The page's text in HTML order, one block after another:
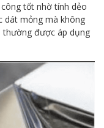
tốt nhờ tính dẻo
dát mỏng mà không
thường được áp dụng